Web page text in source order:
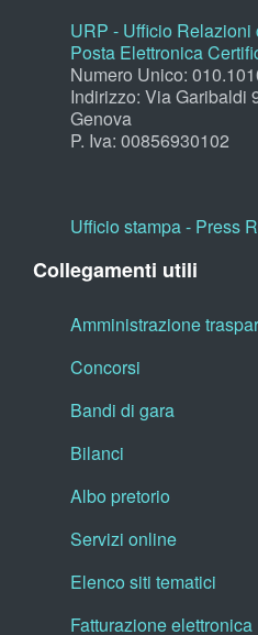
URP - Ufficio
Posta Elettronica
Numero Unico:
Indirizzo: Via Garibaldi
Genova
P. Iva: 00856930102
Ufficio stampa - Press
Collegamenti utili
Amministrazione
Concorsi
Bandi di gara
Bilanci
Albo pretorio
Servizi online
Elenco siti tematici
Fatturazione elettronica